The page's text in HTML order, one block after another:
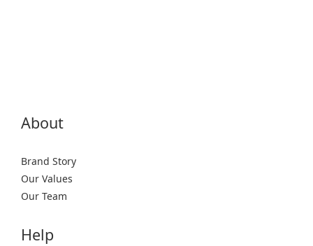
About
Brand Story
Our Values
Our Team
Help